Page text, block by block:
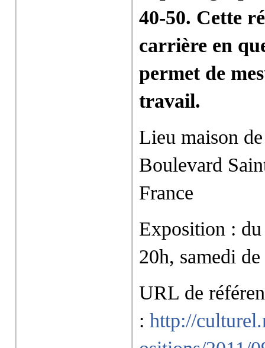
40-50. Cette
carrière en
permet de
travail.
Lieu maison
Boulevard
France
Exposition :
20h, samedi
URL de
: http://